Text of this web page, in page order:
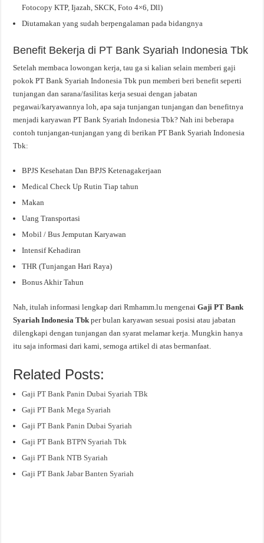
Fotocopy KTP, Ijazah, SKCK, Foto 4×6, Dll)
Diutamakan yang sudah berpengalaman pada bidangnya
Benefit Bekerja di PT Bank Syariah Indonesia Tbk
Setelah membaca lowongan kerja, tau ga si kalian selain memberi gaji
pokok PT Bank Syariah Indonesia Tbk pun memberi beri benefit seperti
tunjangan dan sarana/fasilitas kerja sesuai dengan jabatan
pegawai/karyawannya loh, apa saja tunjangan tunjangan dan benefitnya
menjadi karyawan PT Bank Syariah Indonesia Tbk? Nah ini beberapa
contoh tunjangan-tunjangan yang di berikan PT Bank Syariah Indonesia
Tbk:
BPJS Kesehatan Dan BPJS Ketenagakerjaan
Medical Check Up Rutin Tiap tahun
Makan
Uang Transportasi
Mobil / Bus Jemputan Karyawan
Intensif Kehadiran
THR (Tunjangan Hari Raya)
Bonus Akhir Tahun
Nah, itulah informasi lengkap dari Rmhamm.lu mengenaiGaji PT Bank
Syariah Indonesia Tbkper bulan karyawan sesuai posisi atau jabatan
dilengkapi dengan tunjangan dan syarat melamar kerja. Mungkin hanya
itu saja informasi dari kami, semoga artikel di atas bermanfaat.
Related Posts:
Gaji PT Bank Panin Dubai Syariah TBk
Gaji PT Bank Mega Syariah
Gaji PT Bank Panin Dubai Syariah
Gaji PT Bank BTPN Syariah Tbk
Gaji PT Bank NTB Syariah
Gaji PT Bank Jabar Banten Syariah